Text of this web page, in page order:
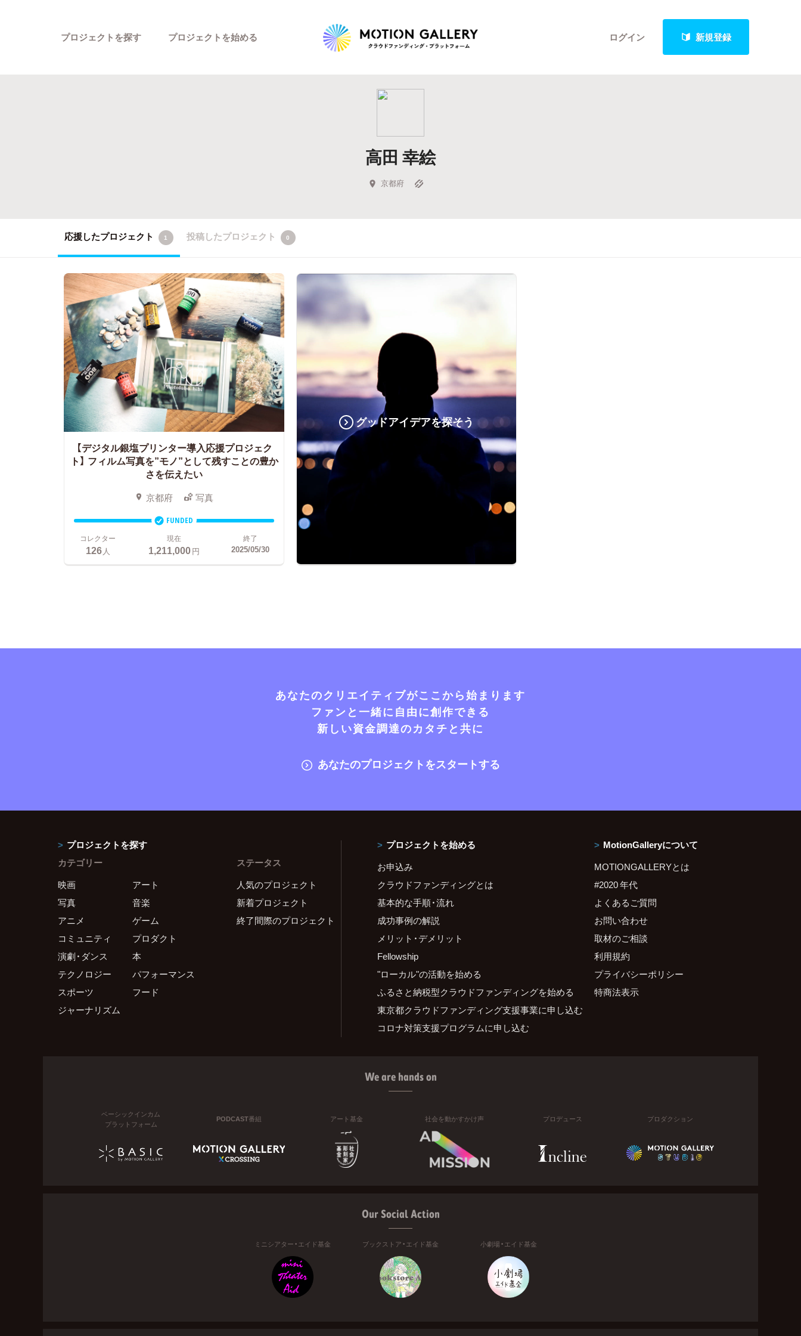
ログイン 新規登録
プロジェクトを探す
Highlight
Feature
キュレーターから探す
プロジェクトを始める
高田 幸絵
京都府
応援したプロジェクト 1 投稿したプロジェクト 0
【デジタル銀塩プリンター導入応援プロジェク
ト】 フィルム写真を”モノ”として残すことの豊か
さを伝えたい
京都府 写真
FUNDED
コレクター
126人
現在
1,211,000円
終了
2025/05/30
グッドアイデアを探そう
あなたのクリエイティブがここから始まります
ファンと一緒に自由に創作できる
新しい資金調達のカタチと共に
あなたのプロジェクトをスタートする
プロジェクトを探す
カテゴリー
映画
アート
写真
音楽
アニメ
ゲーム
コミュニティ
プロダクト
演劇・ダンス
本
テクノロジー
パフォーマンス
スポーツ
フード
ジャーナリズム
ステータス
人気のプロジェクト
新着プロジェクト
終了間際のプロジェクト
プロジェクトを始める
お申込み
クラウドファンディングとは
基本的な手順・流れ
成功事例の解説
メリット・デメリット
Fellowship
"ローカル"の活動を始める
ふるさと納税型クラウドファンディングを始める
東京都クラウドファンディング支援事業に申し込む
コロナ対策支援プログラムに申し込む
MotionGalleryについて
MOTIONGALLERYとは
#2020 年代
よくあるご質問
お問い合わせ
取材のご相談
利用規約
プライバシーポリシー
特商法表示
We are hands on
ベーシックインカム
プラットフォーム
PODCAST番組 アート基金 社会を動かすかけ声 プロデュース プロダクション
Our Social Action
ミニシアター・エイド基金 ブックストア・エイド基金 小劇場・エイド基金